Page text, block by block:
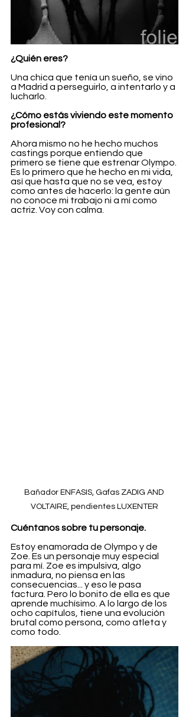
¿Quién eres?
Una chica que tenía un sueño, se vino
a Madrid a perseguirlo, a intentarlo y a
lucharlo.
¿Cómo estás viviendo este momento
profesional?
Ahora mismo no he hecho muchos
castings porque entiendo que
primero se tiene que estrenar Olympo.
Es lo primero que he hecho en mi vida,
así que hasta que no se vea, estoy
como antes de hacerlo: la gente aún
no conoce mi trabajo ni a mí como
actriz. Voy con calma.
Bañador ENFASIS, Gafas ZADIG AND
VOLTAIRE, pendientes LUXENTER
Cuéntanos sobre tu personaje.
Estoy enamorada de Olympo y de
Zoe. Es un personaje muy especial
para mí. Zoe es impulsiva, algo
inmadura, no piensa en las
consecuencias... y eso le pasa
factura. Pero lo bonito de ella es que
aprende muchísimo. A lo largo de los
ocho capítulos, tiene una evolución
brutal como persona, como atleta y
como todo.